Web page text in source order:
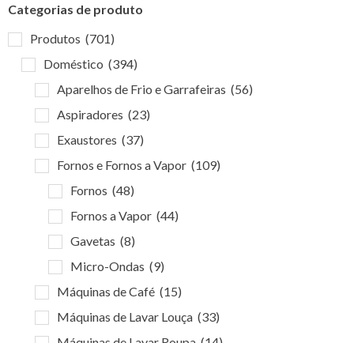
Categorias de produto
Produtos (701)
Doméstico (394)
Aparelhos de Frio e Garrafeiras (56)
Aspiradores (23)
Exaustores (37)
Fornos e Fornos a Vapor (109)
Fornos (48)
Fornos a Vapor (44)
Gavetas (8)
Micro-Ondas (9)
Máquinas de Café (15)
Máquinas de Lavar Louça (33)